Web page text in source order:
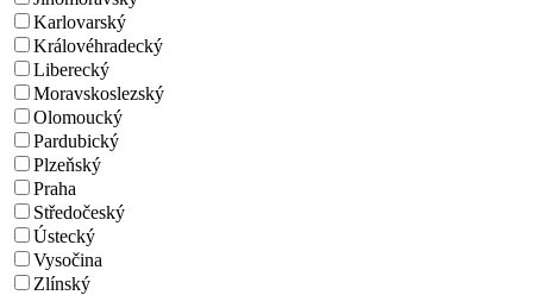
Karlovarský
Královéhradecký
Liberecký
Moravskoslezský
Olomoucký
Pardubický
Plzeňský
Praha
Středočeský
Ústecký
Vysočina
Zlínský